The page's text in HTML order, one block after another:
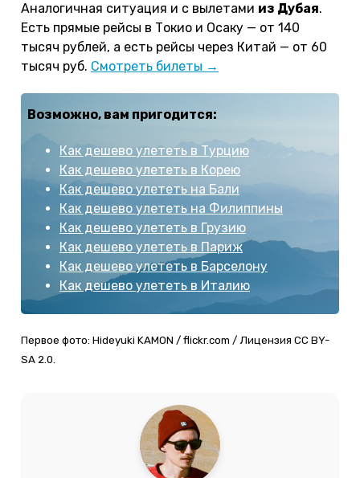
Аналогичная ситуация и с вылетами из Дубая.
Есть прямые рейсы в Токио и Осаку — от 140
тысяч рублей, а есть рейсы через Китай — от 60
тысяч руб. Смотреть билеты →
Возможно, вам пригодится:
Как дешево улететь в Турцию
Как дешево улететь в Корею
Как дешево улететь на Бали
Как дешево улететь на Филиппины
Как дешево улететь в Грузию
Как дешево улететь в Париж
Как дешево улететь в Барселону
Как дешево улететь в Италию
Первое фото: Hideyuki KAMON / flickr.com / Лицензия CC BY-
SA 2.0.